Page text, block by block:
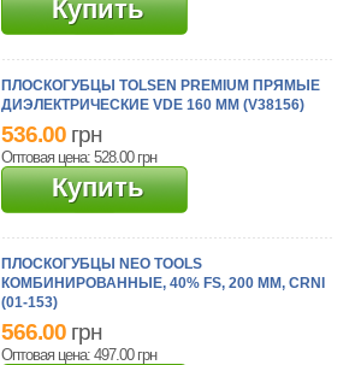
Купить
ПЛОСКОГУБЦЫ TOLSEN PREMIUM ПРЯМЫЕ
ДИЭЛЕКТРИЧЕСКИЕ VDE 160 ММ (V38156)
536.00 грн
Оптовая цена: 528.00 грн
Купить
ПЛОСКОГУБЦЫ NEO TOOLS
КОМБИНИРОВАННЫЕ, 40% FS, 200 ММ, CRNI
(01-153)
566.00 грн
Оптовая цена: 497.00 грн